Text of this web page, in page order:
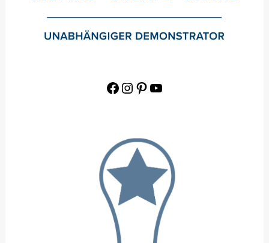
Facebook
Instagram
Pinterest
YouTube